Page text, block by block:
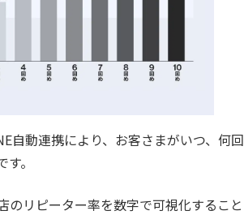
自動連携により、お客さまがいつ、何回
。
のリピーター率を数字で可視化すること